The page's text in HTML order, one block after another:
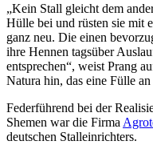
„Kein Stall gleicht dem
Hülle bei und rüsten sie mit
ganz neu. Die einen
ihre Hennen tagsüber
entsprechen“, weist Prang
Natura hin, das eine Fülle
Federführend bei der
Shemen war die Firma
deutschen Stalleinrichters.